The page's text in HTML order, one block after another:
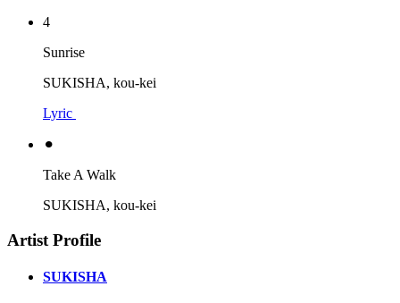
4
Sunrise
SUKISHA, kou-kei
Lyric
⚫︎
Take A Walk
SUKISHA, kou-kei
Artist Profile
SUKISHA